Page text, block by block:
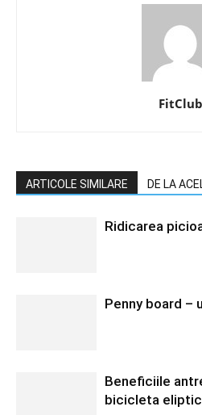
FitClub
ARTICOLE SIMILARE DE LA
Ridicarea
Penny board –
Beneficiile
bicicleta